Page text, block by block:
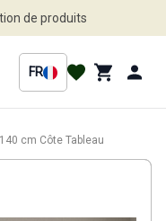
de produits
FR
cm Côte Tableau